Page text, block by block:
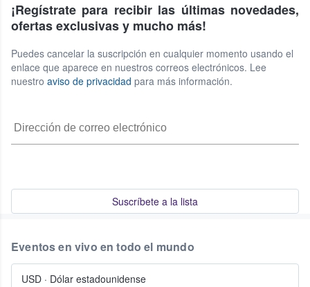
¡Regístrate para recibir las últimas novedades,
ofertas exclusivas y mucho más!
Puedes cancelar la suscripción en cualquier momento usando el
enlace que aparece en nuestros correos electrónicos. Lee
nuestro aviso de privacidad para más información.
Suscríbete a la lista
Eventos en vivo en todo el mundo
USD · Dólar estadounidense